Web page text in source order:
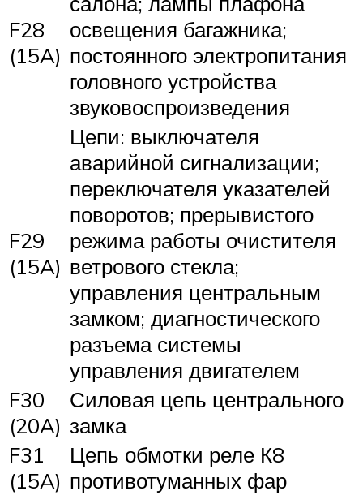
F28
(15A)
освещения багажника;
постоянного электропитания
головного устройства
звуковоспроизведения
F29
(15A)
Цепи: выключателя
аварийной сигнализации;
переключателя указателей
поворотов; прерывистого
режима работы очистителя
ветрового стекла;
управления центральным
замком; диагностического
разъема системы
управления двигателем
F30
(20A)
Силовая цепь центрального
замка
F31
(15A)
Цепь обмотки реле К8
противотуманных фар